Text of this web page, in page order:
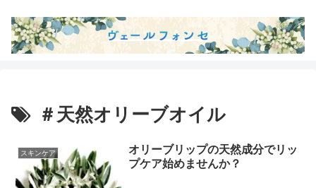
＃天然オリーブオイル
スキンケア
オリーブリップの天然成分でリッ
プケア始めませんか？